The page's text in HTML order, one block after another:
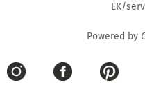
EK/
Powered by